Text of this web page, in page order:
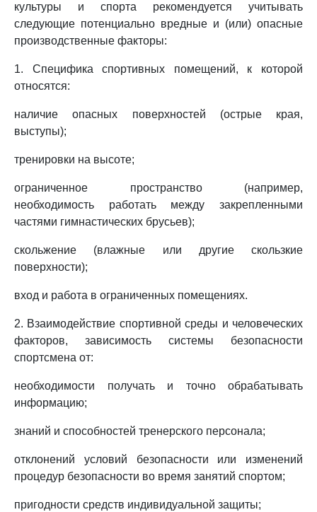
культуры и спорта рекомендуется учитывать
следующие потенциально вредные и (или) опасные
производственные факторы:
1. Специфика спортивных помещений, к которой
относятся:
наличие опасных поверхностей (острые края,
выступы);
тренировки на высоте;
ограниченное пространство (например,
необходимость работать между закрепленными
частями гимнастических брусьев);
скольжение (влажные или другие скользкие
поверхности);
вход и работа в ограниченных помещениях.
2. Взаимодействие спортивной среды и человеческих
факторов, зависимость системы безопасности
спортсмена от:
необходимости получать и точно обрабатывать
информацию;
знаний и способностей тренерского персонала;
отклонений условий безопасности или изменений
процедур безопасности во время занятий спортом;
пригодности средств индивидуальной защиты;